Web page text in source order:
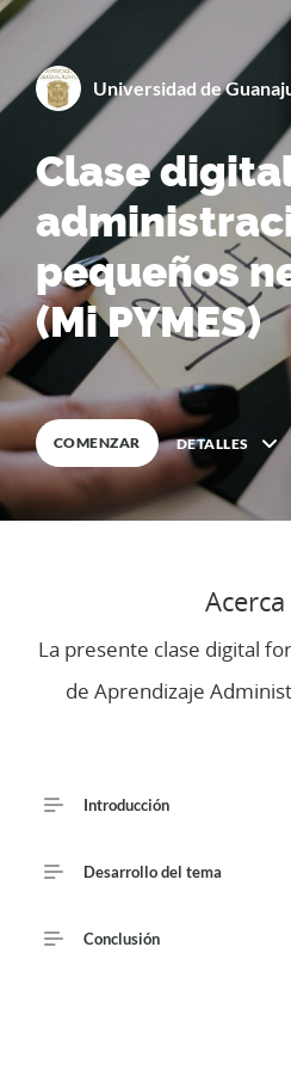
% COMPLETA
Clase
pequeños
(Mi PYMES)
Universidad de
COMENZAR DETALLES
La presente clase digital
de Aprendizaje
Introducción
Desarrollo del tema
Conclusión